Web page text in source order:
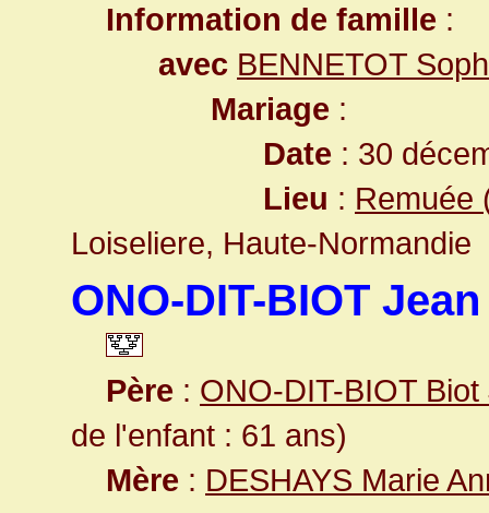
Information de famille :
avec BENNETOT
Mariage :
Date : 30
Lieu : Remuée
Loiseliere, Haute-Normandie
ONO-DIT-BIOT
Père : ONO-DIT-BIOT Biot
de l'enfant : 61 ans)
Mère : DESHAYS Marie